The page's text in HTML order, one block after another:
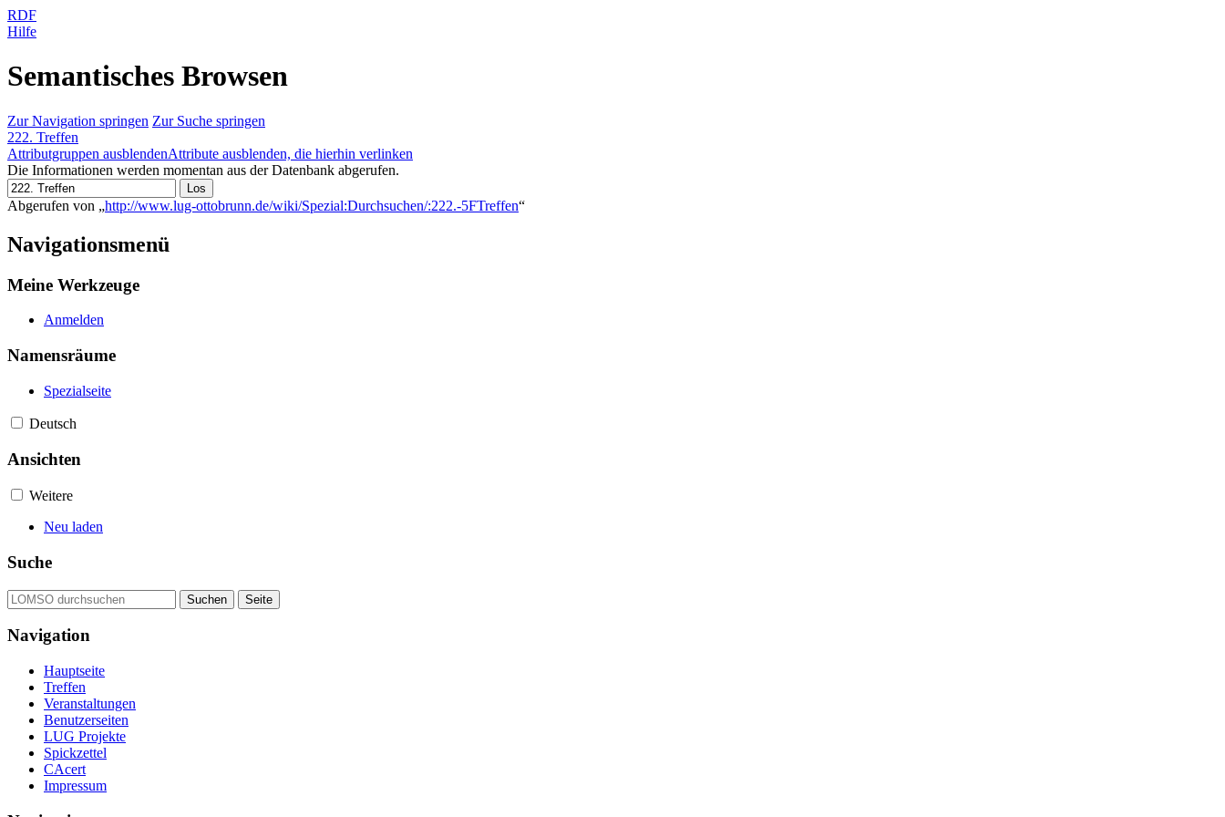
RDF
Hilfe
Semantisches Browsen
Zur Navigation springen Zur Suche springen
222. Treffen
Attributgruppen ausblendenAttribute ausblenden, die hierhin verlinken
Die Informationen werden momentan aus der Datenbank abgerufen.
Abgerufen von „http://www.lug-ottobrunn.de/wiki/Spezial:Durchsuchen/:222.-5FTreffen“
Navigationsmenü
Meine Werkzeuge
Anmelden
Namensräume
Spezialseite
Deutsch
Ansichten
Weitere
Neu laden
Suche
Navigation
Hauptseite
Treffen
Veranstaltungen
Benutzerseiten
LUG Projekte
Spickzettel
CAcert
Impressum